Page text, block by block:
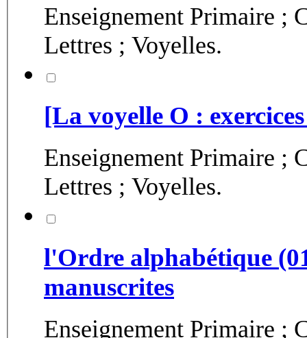
Enseignement Primaire ;
Lettres ; Voyelles.
[La voyelle O :
Enseignement Primaire ;
Lettres ; Voyelles.
l'Ordre alphabétique
manuscrites
Enseignement Primaire ;